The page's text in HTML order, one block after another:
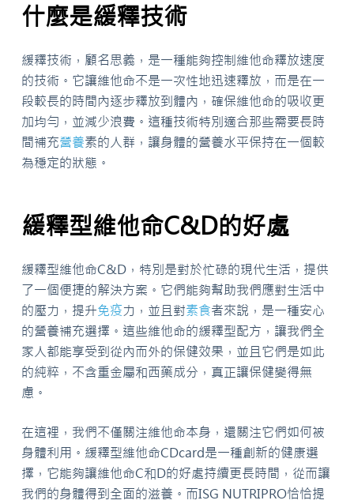
什麼是緩釋技術
緩釋技術，顧名思義，是一種能夠控制維他命釋放速度
的技術。它讓維他命不是一次性地迅速釋放，而是在一
段較長的時間內逐步釋放到體內，確保維他命的吸收更
加均勻，並減少浪費。這種技術特別適合那些需要長時
間補充營養素的人群，讓身體的營養水平保持在一個較
為穩定的狀態。
緩釋型維他命C&D的好處
緩釋型維他命C&D，特別是對於忙碌的現代生活，提供
了一個便捷的解決方案。它們能夠幫助我們應對生活中
的壓力，提升免疫力，並且對素食者來說，是一種安心
的營養補充選擇。這些維他命的緩釋型配方，讓我們全
家人都能享受到從內而外的保健效果，並且它們是如此
的純粹，不含重金屬和西藥成分，真正讓保健變得無
慮。
在這裡，我們不僅關注維他命本身，還關注它們如何被
身體利用。緩釋型維他命CDcard是一種創新的健康選
擇，它能夠讓維他命C和D的好處持續更長時間，從而讓
我們的身體得到全面的滋養。而ISG NUTRIPRO恰恰提